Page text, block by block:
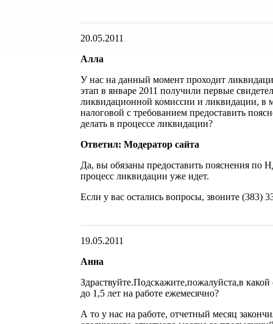
20.05.2011
Алла
У нас на данный момент проходит
этап в январе 2011 получили первые
ликвидационной комиссии и ликвидации, в
налоговой с требованием предоставить
делать в процессе ликвидации?
Ответил: Модератор сайта
Да, вы обязаны предоставить пояснения по
процесс ликвидации уже идет.
Если у вас остались вопросы, звоните (383)
19.05.2011
Анна
Здраствуйте.Подскажите,пожалуйста,в
до 1,5 лет на работе ежемесячно?
А то у нас на работе, отчетный месяц